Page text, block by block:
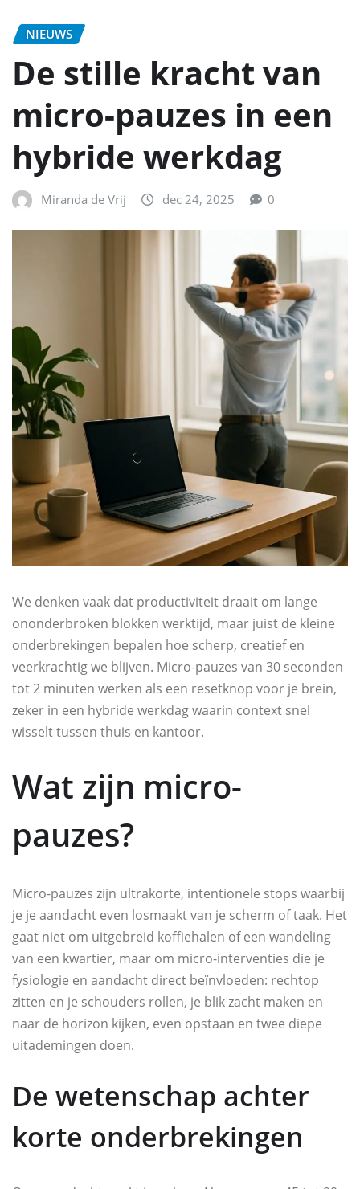
NIEUWS
De stille kracht van
micro-pauzes in een
hybride werkdag
Miranda de Vrij dec 24, 2025 0
We denken vaak dat productiviteit draait om lange
ononderbroken blokken werktijd, maar juist de kleine
onderbrekingen bepalen hoe scherp, creatief en
veerkrachtig we blijven. Micro-pauzes van 30 seconden
tot 2 minuten werken als een resetknop voor je brein,
zeker in een hybride werkdag waarin context snel
wisselt tussen thuis en kantoor.
Wat zijn micro-
pauzes?
Micro-pauzes zijn ultrakorte, intentionele stops waarbij
je je aandacht even losmaakt van je scherm of taak. Het
gaat niet om uitgebreid koffiehalen of een wandeling
van een kwartier, maar om micro-interventies die je
fysiologie en aandacht direct beïnvloeden: rechtop
zitten en je schouders rollen, je blik zacht maken en
naar de horizon kijken, even opstaan en twee diepe
uitademingen doen.
De wetenschap achter
korte onderbrekingen